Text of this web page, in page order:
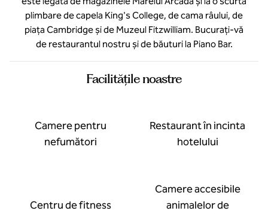
plimbare de capela King's College, de cama râului, de
piața Cambridge și de Muzeul Fitzwilliam. Bucurați-vă
de restaurantul nostru și de băuturi la Piano Bar.
Facilităţile noastre
Camere pentru
nefumători
Restaurant în incinta
hotelului
Centru de fitness
Camere accesibile
animalelor de